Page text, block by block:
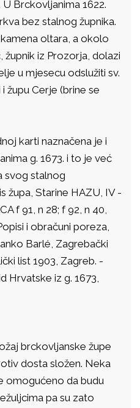
Brckovljanima 1622.
bez stalnog župnika.
oltara, a okolo
župnik iz Prozorja, dolazi
u mjesecu odslužiti sv.
župu Cerje (brine se
karti naznačena je i
g. 1673. i to je već
svog stalnog
župa, Starine HAZU, IV -
f 91, n 28; f 92, n 40,
i obračuni poreza,
Barlé, Zagrebački
list 1903, Zagreb. -
Hrvatske iz g. 1673,
brckovljanske župe
dosta složen. Neka
omogućeno da budu
pa su zato